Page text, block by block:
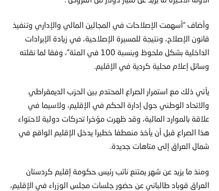
وأضاف “أسهمت الإصلاحات في المجالين المالي والإداري وتنفيذ
قانون الإصلاح، ونتيجة للمسيرة الإصلاحية، في زيادة الإيرادات
الداخلية بشكل ملحوظ وبنسبة 100 في المئة”، وفقا لما نقلته
وسائل إعلام محلية كردية في الإقليم.
يأتي ذلك مع استمرار الصراع المحتدم بين الحزب الديمقراطي
والاتحاد الوطني حول إدارة الحكم في الإقليم، ولاسيما في
علاقة بالموارد المالية، وقد ظهرت مؤخرا تحركات دولية لاحتواء
هذا الصراع قبل أن يأخذ منعطفا خطيرا يدخل الإقليم الواقع في
شمال العراق إلى متاهات جديدة.
ومنذ ما يزيد عن شهر يمتنع نائب رئيس حكومة إقليم كردستان
العراق قوباد طالباني عن حضور جلسات مجلس الوزراء في الإقليم،